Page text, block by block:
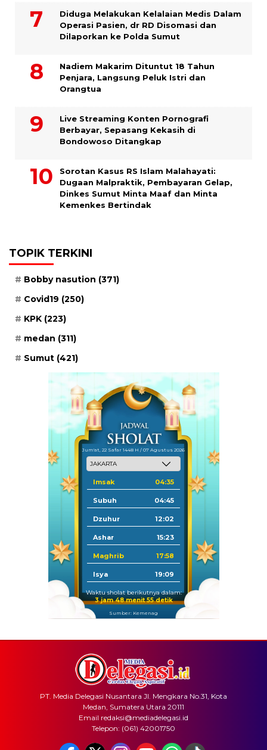
Diduga Melakukan Kelalaian Medis Dalam
Operasi Pasien, dr RD Disomasi dan
Dilaporkan ke Polda Sumut
​Nadiem Makarim Dituntut 18 Tahun
Penjara, Langsung Peluk Istri dan
Orangtua
Live Streaming Konten Pornografi
Berbayar, Sepasang Kekasih di
Bondowoso Ditangkap
Sorotan Kasus RS Islam Malahayati:
Dugaan Malpraktik, Pembayaran Gelap,
Dinkes Sumut Minta Maaf dan Minta
Kemenkes Bertindak
TOPIK TERKINI
Bobby nasution (371)
Covid19 (250)
KPK (223)
medan (311)
Sumut (421)
Jum'at, 22 Safar 1448 H / 07 Agustus 2026
Imsak 04:35
Subuh 04:45
Dzuhur 12:02
Ashar 15:23
Maghrib 17:58
Isya 19:09
Waktu sholat berikutnya dalam:
3 jam 48 menit 55 detik
Sumber: Kemenag
PT. Media Delegasi Nusantara Jl. Mengkara No.31, Kota
Medan, Sumatera Utara 20111
Email redaksi@mediadelegasi.id
Telepon: (061) 42001750